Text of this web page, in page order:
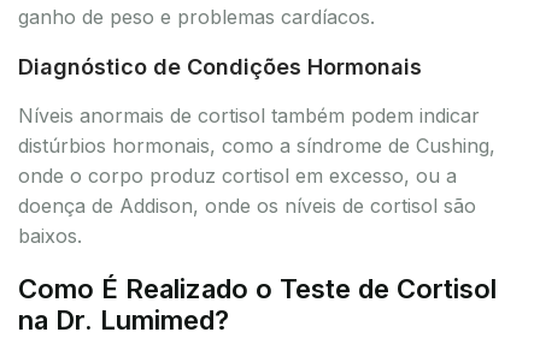
ganho de peso e problemas cardíacos.
Diagnóstico de Condições Hormonais
Níveis anormais de cortisol também podem indicar
distúrbios hormonais, como a síndrome de Cushing,
onde o corpo produz cortisol em excesso, ou a
doença de Addison, onde os níveis de cortisol são
baixos.
Como É Realizado o Teste de Cortisol
na Dr. Lumimed?